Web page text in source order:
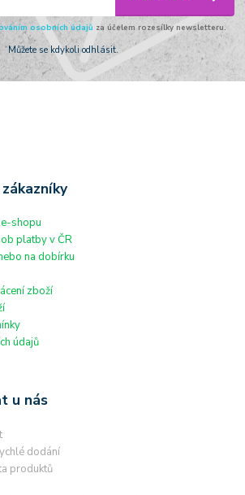
osobních údajů za účelem rozesílky newsletteru.
Můžete se kdykoli odhlásit.
shopu
platby v ČR
na dobírku
zboží
údajů
u nás
dodání
produktů